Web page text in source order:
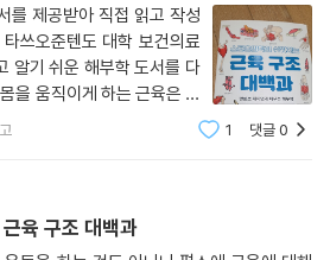
를 제공받아 직접 읽고 작성
쓰오준텐도 대학 보건의료
알기 쉬운 해부학 도서를 다
움직이게 하는 근육은 복
있습니다. 이 책은 전문적인
스트를 통해 이해하기
1 댓글0
육 구조 대백과